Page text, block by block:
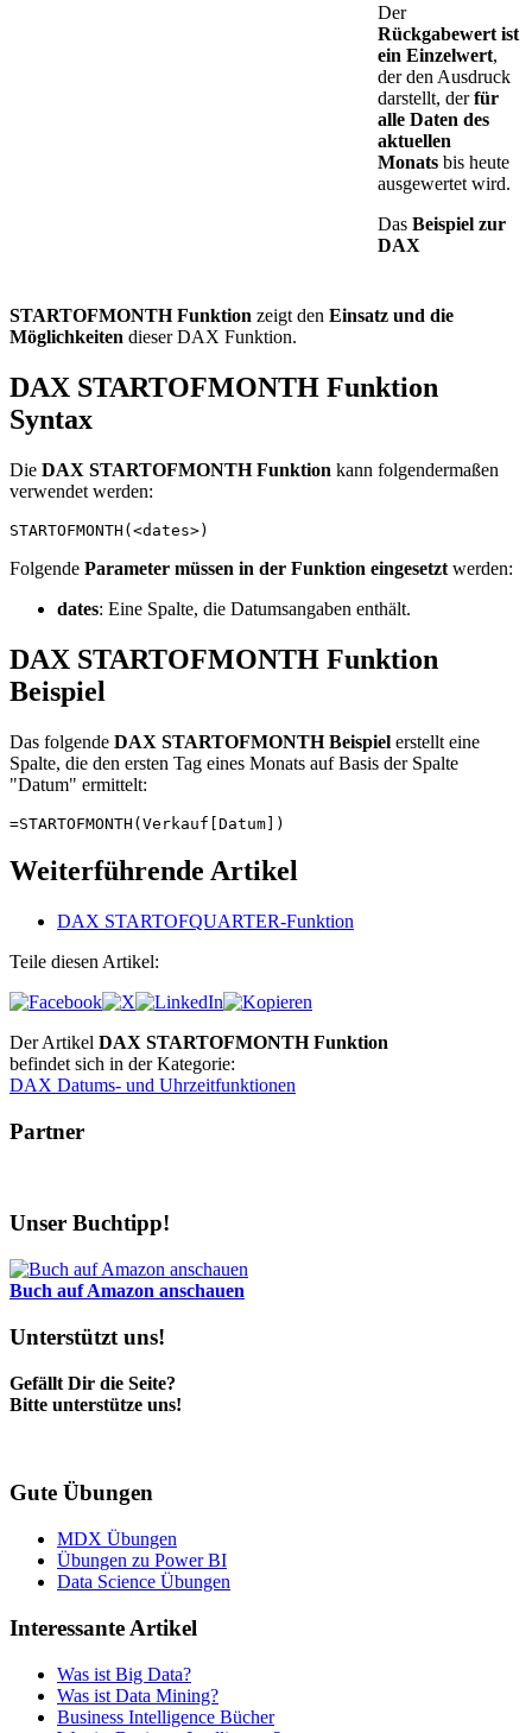
Der
Rückgabewert ist
ein Einzelwert,
der den Ausdruck
darstellt, derfür
alle Daten des
aktuellen
Monats bis heute
ausgewertet wird.
Das Beispiel zur
DAX
STARTOFMONTH Funktion zeigt den Einsatz und die
Möglichkeiten dieser DAX Funktion.
DAX STARTOFMONTH Funktion
Syntax
Die DAX STARTOFMONTH Funktion kann folgendermaßen
verwendet werden:
STARTOFMONTH(<dates>)
Folgende Parameter müssen in der Funktion eingesetzt werden:
dates: Eine Spalte, die Datumsangaben enthält.
DAX STARTOFMONTH Funktion
Beispiel
Das folgende DAX STARTOFMONTH Beispiel erstellt eine
Spalte, die den ersten Tag eines Monats auf Basis der Spalte
"Datum" ermittelt:
=STARTOFMONTH(Verkauf[Datum])
Weiterführende Artikel
DAX STARTOFQUARTER-Funktion
Teile diesen Artikel:
Der Artikel DAX STARTOFMONTH Funktion
befindet sich in der Kategorie:
DAX Datums- und Uhrzeitfunktionen
Partner
Unser Buchtipp!
Buch auf Amazon anschauen
Unterstützt uns!
Gefällt Dir die Seite?
Bitte unterstütze uns!
Gute Übungen
MDX Übungen
Übungen zu Power BI
Data Science Übungen
Interessante Artikel
Was ist Big Data?
Was ist Data Mining?
Business Intelligence Bücher